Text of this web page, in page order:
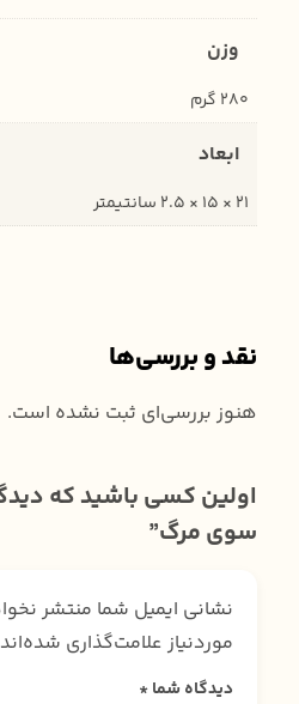
وزن
280 گرم
ابعاد
21 × 15 × 2.5 سانتیمتر
نقد و بررسی‌ها
هنوز بررسی‌ای ثبت نشده است.
اولین کسی باشید که
سوی مرگ”
نشانی ایمیل شما منتشر
موردنیاز علامت‌گذاری شده‌اند
دیدگاه شما*